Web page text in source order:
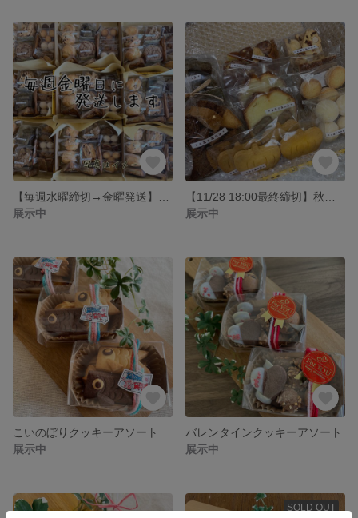
展示中
展示中
こいのぼりクッキーアソート
展示中
バレンタインクッキーアソート
展示中
SOLD OUT